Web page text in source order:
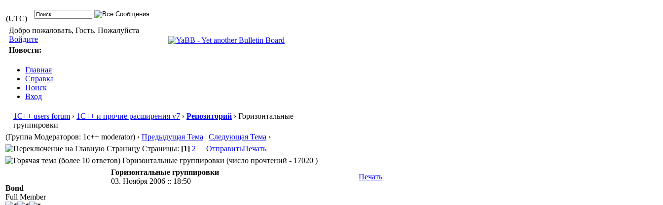
(UTC)
Добро пожаловать, Гость. Пожалуйста
Войдите
Новости:
Главная
Справка
Поиск
Вход
1С++ users forum › 1С++ и прочие расширения v7 › Репозиторий › Горизонтальные
группировки
(Группа Модераторов: 1c++ moderator) ‹ Предыдущая Тема | Следующая Тема ›
Страницы: [1] 2 ОтправитьПечать
Горизонтальные группировки (число прочтений - 17020 )
Bond
Full Member
Горизонтальные группировки
03. Ноября 2006 :: 18:50
Печать